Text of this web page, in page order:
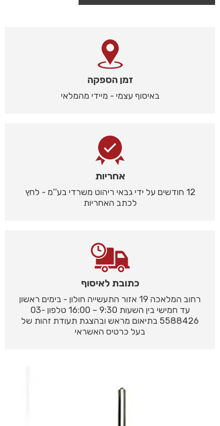
זמן הספקה
באיסוף עצמי - מיידי מהמלאי
אחריות
12 חודשים על ידי גבאי ריהוט משרדי בע''מ - לחץ
לכתב האחריות
כתובת לאיסוף
רחוב המלאכה 19 אזור התעשייה חולון - בימים ראשון
עד חמישי בין השעות 9:30 – 16:00 טלפון 03-
5588426 בתיאום מראש ובהצגת תעודת זהות של
בעל כרטיס האשראי